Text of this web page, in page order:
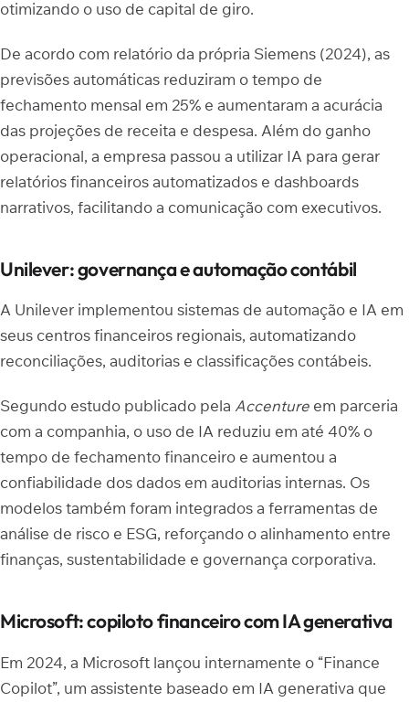
otimizando o uso de capital de giro.
De acordo com relatório da própria Siemens (2024), as
previsões automáticas reduziram o tempo de
fechamento mensal em 25% e aumentaram a acurácia
das projeções de receita e despesa. Além do ganho
operacional, a empresa passou a utilizar IA para gerar
relatórios financeiros automatizados e dashboards
narrativos, facilitando a comunicação com executivos.
Unilever: governança e automação contábil
A Unilever implementou sistemas de automação e IA em
seus centros financeiros regionais, automatizando
reconciliações, auditorias e classificações contábeis.
Segundo estudo publicado pela Accenture em parceria
com a companhia, o uso de IA reduziu em até 40% o
tempo de fechamento financeiro e aumentou a
confiabilidade dos dados em auditorias internas. Os
modelos também foram integrados a ferramentas de
análise de risco e ESG, reforçando o alinhamento entre
finanças, sustentabilidade e governança corporativa.
Microsoft: copiloto financeiro com IA generativa
Em 2024, a Microsoft lançou internamente o “Finance
Copilot”, um assistente baseado em IA generativa que